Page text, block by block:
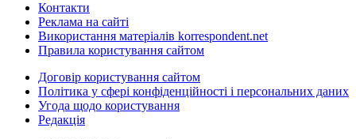
Контакти
Реклама на сайті
Використання матеріалів korrespondent.net
Правила користування сайтом
Договір користування сайтом
Політика у сфері конфіденційності і персональних даних
Угода щодо користування
Редакція